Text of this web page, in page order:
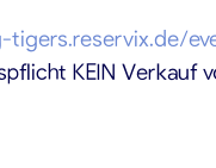
KEIN Verkauf